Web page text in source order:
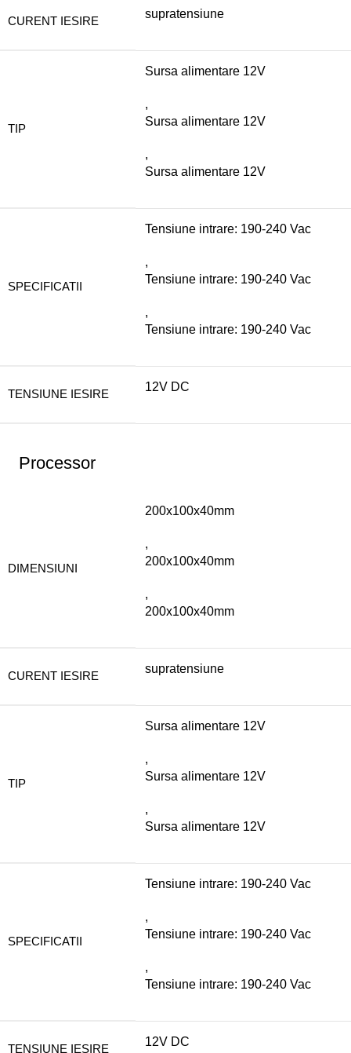
CURENT IESIRE
supratensiune
TIP
Sursa alimentare 12V
,
Sursa alimentare 12V
,
Sursa alimentare 12V
SPECIFICATII
Tensiune intrare: 190-240 Vac
,
Tensiune intrare: 190-240 Vac
,
Tensiune intrare: 190-240 Vac
TENSIUNE IESIRE
12V DC
Processor
DIMENSIUNI
200x100x40mm
,
200x100x40mm
,
200x100x40mm
CURENT IESIRE
supratensiune
TIP
Sursa alimentare 12V
,
Sursa alimentare 12V
,
Sursa alimentare 12V
SPECIFICATII
Tensiune intrare: 190-240 Vac
,
Tensiune intrare: 190-240 Vac
,
Tensiune intrare: 190-240 Vac
TENSIUNE IESIRE
12V DC